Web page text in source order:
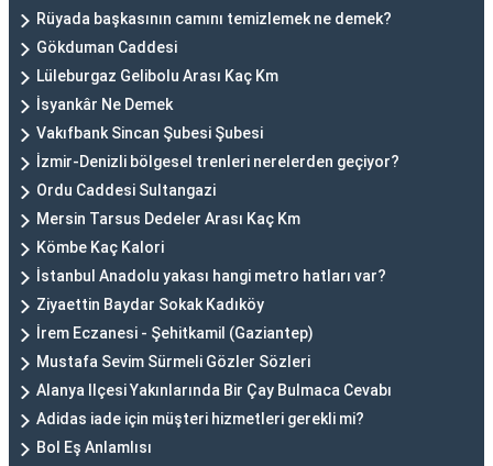
Rüyada başkasının camını temizlemek ne demek?
Gökduman Caddesi
Lüleburgaz Gelibolu Arası Kaç Km
İsyankâr Ne Demek
Vakıfbank Sincan Şubesi Şubesi
İzmir-Denizli bölgesel trenleri nerelerden geçiyor?
Ordu Caddesi Sultangazi
Mersin Tarsus Dedeler Arası Kaç Km
Kömbe Kaç Kalori
İstanbul Anadolu yakası hangi metro hatları var?
Ziyaettin Baydar Sokak Kadıköy
İrem Eczanesi - Şehitkamil (Gaziantep)
Mustafa Sevim Sürmeli Gözler Sözleri
Alanya Ilçesi Yakınlarında Bir Çay Bulmaca Cevabı
Adidas iade için müşteri hizmetleri gerekli mi?
Bol Eş Anlamlısı